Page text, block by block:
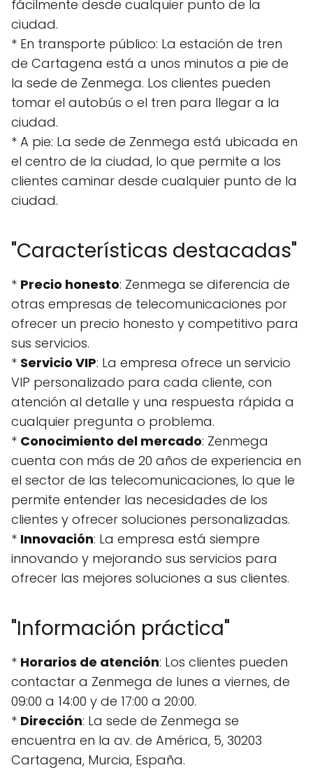
fácilmente desde cualquier punto de la
ciudad.
* En transporte público: La estación de tren
de Cartagena está a unos minutos a pie de
la sede de Zenmega. Los clientes pueden
tomar el autobús o el tren para llegar a la
ciudad.
* A pie: La sede de Zenmega está ubicada en
el centro de la ciudad, lo que permite a los
clientes caminar desde cualquier punto de la
ciudad.
"Características destacadas"
* Precio honesto: Zenmega se diferencia de
otras empresas de telecomunicaciones por
ofrecer un precio honesto y competitivo para
sus servicios.
* Servicio VIP: La empresa ofrece un servicio
VIP personalizado para cada cliente, con
atención al detalle y una respuesta rápida a
cualquier pregunta o problema.
* Conocimiento del mercado: Zenmega
cuenta con más de 20 años de experiencia en
el sector de las telecomunicaciones, lo que le
permite entender las necesidades de los
clientes y ofrecer soluciones personalizadas.
* Innovación: La empresa está siempre
innovando y mejorando sus servicios para
ofrecer las mejores soluciones a sus clientes.
"Información práctica"
* Horarios de atención: Los clientes pueden
contactar a Zenmega de lunes a viernes, de
09:00 a 14:00 y de 17:00 a 20:00.
* Dirección: La sede de Zenmega se
encuentra en la av. de América, 5, 30203
Cartagena, Murcia, España.